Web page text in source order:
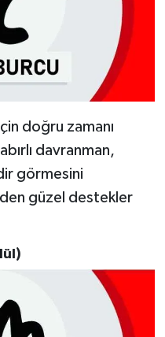
doğru zamanı
davranman,
görmesini
güzel destekler